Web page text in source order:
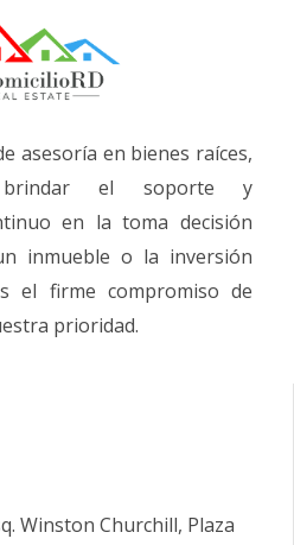
asesoría en bienes raíces,
brindar el soporte y
en la toma decisión
inmueble o la inversión
el firme compromiso de
prioridad.
Winston Churchill, Plaza